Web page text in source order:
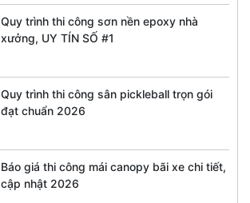
Quy trình thi công sơn nền epoxy nhà
xưởng, UY TÍN SỐ #1
Quy trình thi công sân pickleball trọn gói
đạt chuẩn 2026
Báo giá thi công mái canopy bãi xe chi tiết,
cập nhật 2026